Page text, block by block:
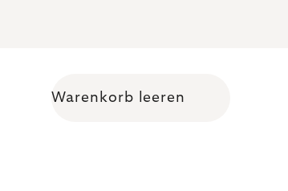
Warenkorb leeren